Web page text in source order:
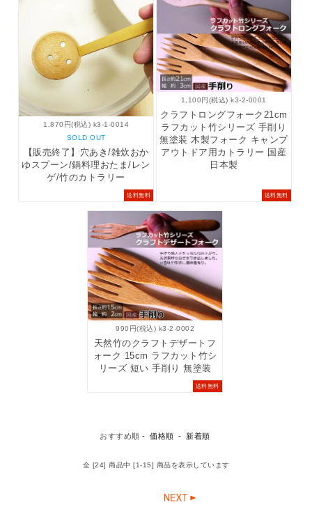
1,870円(税込) k3-1-0014
SOLD OUT
【販売終了】穴あき/雑炊おか
ゆスプーン/鍋料理おたま/レン
ゲ/竹のカトラリー
送料無料
1,100円(税込) k3-2-0001
クラフトロングフォーク21cm
ラフカット竹シリーズ 手削り
無塗装 木製フォーク キャンプ
アウトドア用カトラリー 国産
日本製
送料無料
990円(税込) k3-2-0002
天然竹のクラフトデザートフ
ォーク 15cm ラフカット竹シ
リーズ 短い 手削り 無塗装
送料無料
おすすめ順 - 価格順 - 新着順
全 [24] 商品中 [1-15] 商品を表示しています